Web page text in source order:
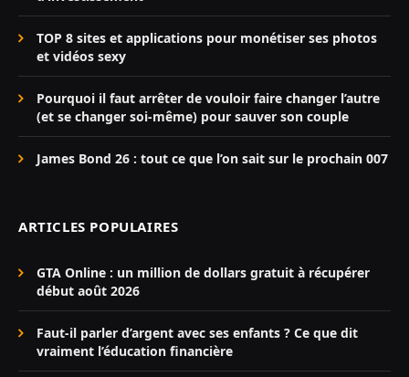
TOP 8 sites et applications pour monétiser ses photos
et vidéos sexy
Pourquoi il faut arrêter de vouloir faire changer l’autre
(et se changer soi-même) pour sauver son couple
James Bond 26 : tout ce que l’on sait sur le prochain 007
ARTICLES POPULAIRES
GTA Online : un million de dollars gratuit à récupérer
début août 2026
Faut-il parler d’argent avec ses enfants ? Ce que dit
vraiment l’éducation financière